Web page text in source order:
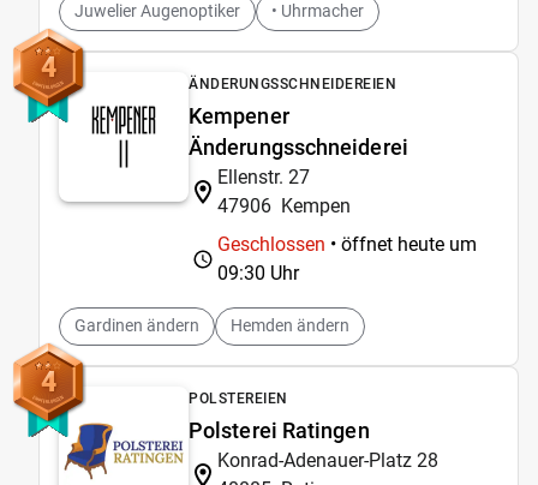
Juwelier Augenoptiker • Uhrmacher
4 ÄNDERUNGSSCHNEIDEREIEN
Kempener
Änderungsschneiderei
Ellenstr. 27
47906 Kempen
Geschlossen • öffnet heute um
09:30 Uhr
Gardinen ändern Hemden ändern
4 POLSTEREIEN
Polsterei Ratingen
Konrad-Adenauer-Platz 28